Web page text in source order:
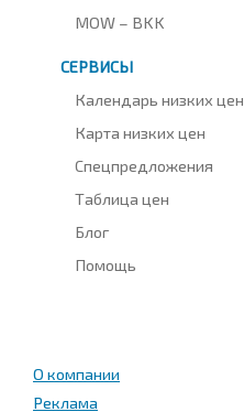
MOW – BKK
СЕРВИСЫ
Календарь низких цен
Карта низких цен
Спецпредложения
Таблица цен
Блог
Помощь
О компании
Реклама